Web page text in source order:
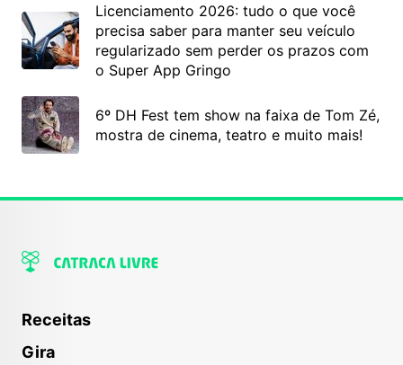
Licenciamento 2026: tudo o que você
precisa saber para manter seu veículo
regularizado sem perder os prazos com
o Super App Gringo
6º DH Fest tem show na faixa de Tom Zé,
mostra de cinema, teatro e muito mais!
Receitas
Gira